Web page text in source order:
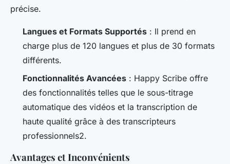
précise.
Langues et Formats Supportés : Il prend en
charge plus de 120 langues et plus de 30 formats
différents.
Fonctionnalités Avancées : Happy Scribe offre
des fonctionnalités telles que le sous-titrage
automatique des vidéos et la transcription de
haute qualité grâce à des transcripteurs
professionnels2.
Avantages et Inconvénients